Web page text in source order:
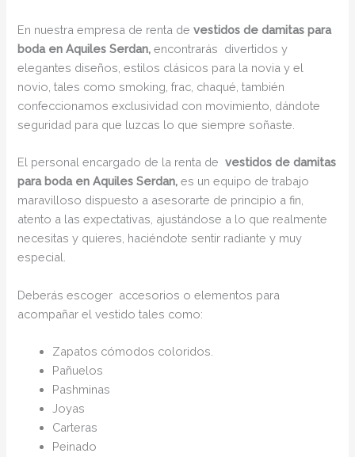
En nuestra empresa de renta devestidos de damitas para
boda en Aquiles Serdan,encontrarás divertidos y
elegantes diseños, estilos clásicos para la novia y el
novio, tales como smoking, frac, chaqué, también
confeccionamos exclusividad con movimiento, dándote
seguridad para que luzcas lo que siempre soñaste.
El personal encargado de la renta devestidos de damitas
para boda en Aquiles Serdan, es un equipo de trabajo
maravilloso dispuesto a asesorarte de principio a fin,
atento a las expectativas, ajustándose a lo que realmente
necesitas y quieres, haciéndote sentir radiante y muy
especial.
Deberás escoger accesorios o elementos para
acompañar el vestido tales como:
Zapatos cómodos coloridos.
Pañuelos
Pashminas
Joyas
Carteras
Peinado